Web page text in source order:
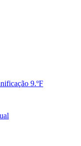
9.ºF